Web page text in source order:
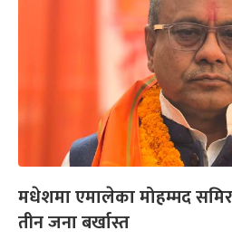
मधेशमा एमालेका मोहम्मद
तीन जना बर्खास्त